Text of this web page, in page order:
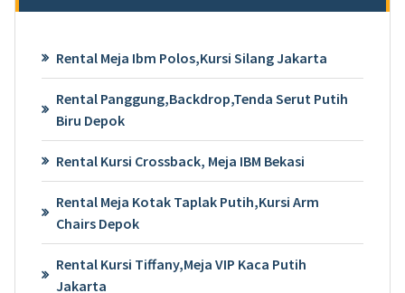
Rental Meja Ibm Polos,Kursi Silang Jakarta
Rental Panggung,Backdrop,Tenda Serut Putih
Biru Depok
Rental Kursi Crossback, Meja IBM Bekasi
Rental Meja Kotak Taplak Putih,Kursi Arm
Chairs Depok
Rental Kursi Tiffany,Meja VIP Kaca Putih
Jakarta